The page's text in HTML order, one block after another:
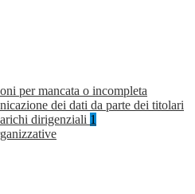
per mancata o incompleta
dei dati da parte dei titolari
dirigenziali 1